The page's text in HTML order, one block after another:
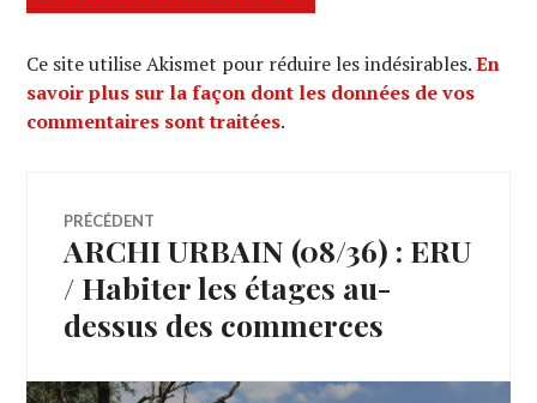
Ce site utilise Akismet pour réduire les indésirables.En
savoir plus sur la façon dont les données de vos
commentaires sont traitées.
Navigation
de
l’article
PRÉCÉDENT
Article
précédent :
ARCHI URBAIN (08/36) : ERU
/ Habiter les étages au-
dessus des commerces